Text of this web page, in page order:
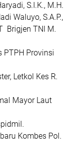
S.I.K., M.H.
Waluyo, S.A.P.,
Brigjen TNI M.
PTPH Provinsi
Letkol Kes R.
Mayor Laut
Kombes Pol.